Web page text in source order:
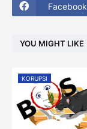
Facebook
YOU MIGHT LIKE
KORUPSI